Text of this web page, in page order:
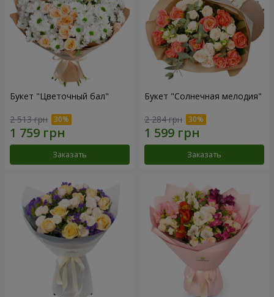
Букет "Цветочный бал"
2 513 грн
Заказать
Букет "Солнечная мелодия"
2 284 грн
Заказать